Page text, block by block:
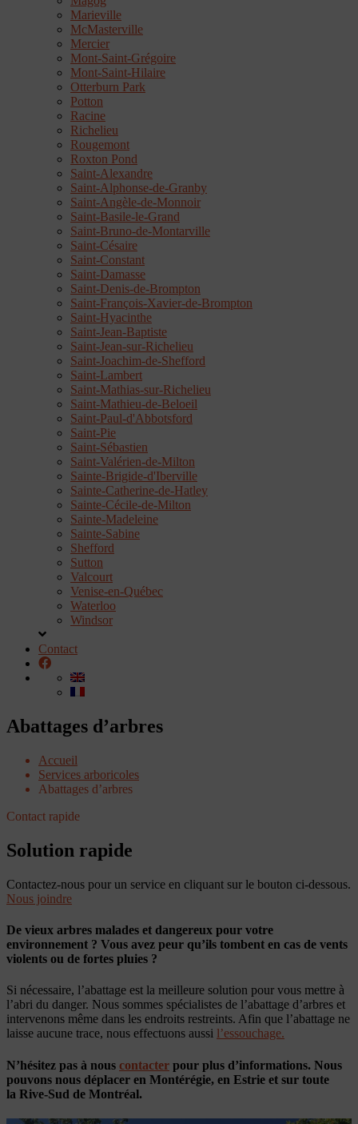
Marieville
McMasterville
Mercier
Mont-Saint-Grégoire
Mont-Saint-Hilaire
Otterburn Park
Potton
Racine
Richelieu
Rougemont
Roxton Pond
Saint-Alexandre
Saint-Alphonse-de-Granby
Saint-Angèle-de-Monnoir
Saint-Basile-le-Grand
Saint-Bruno-de-Montarville
Saint-Césaire
Saint-Constant
Saint-Damasse
Saint-Denis-de-Brompton
Saint-François-Xavier-de-Brompton
Saint-Hyacinthe
Saint-Jean-Baptiste
Saint-Jean-sur-Richelieu
Saint-Joachim-de-Shefford
Saint-Lambert
Saint-Mathias-sur-Richelieu
Saint-Mathieu-de-Beloeil
Saint-Paul-d'Abbotsford
Saint-Pie
Saint-Sébastien
Saint-Valérien-de-Milton
Sainte-Brigide-d'Iberville
Sainte-Catherine-de-Hatley
Sainte-Cécile-de-Milton
Sainte-Madeleine
Sainte-Sabine
Shefford
Sutton
Valcourt
Venise-en-Québec
Waterloo
Windsor
Contact
Abattages d’arbres
Accueil
Services arboricoles
Abattages d’arbres
Contact rapide
Solution rapide
Contactez-nous pour un service en cliquant sur le bouton ci-dessous.
Nous joindre
De vieux arbres malades et dangereux pour votre
environnement ? Vous avez peur qu’ils tombent en cas de vents
violents ou de fortes pluies ?
Si nécessaire, l’abattage est la meilleure solution pour vous mettre à
l’abri du danger. Nous sommes spécialistes de l’abattage d’arbres et
intervenons même dans les endroits restreints. Afin que l’abattage ne
laisse aucune trace, nous effectuons aussi l’essouchage.
N’hésitez pas à nous contacter pour plus d’informations. Nous
pouvons nous déplacer en Montérégie, en Estrie et sur toute
la Rive-Sud de Montréal.